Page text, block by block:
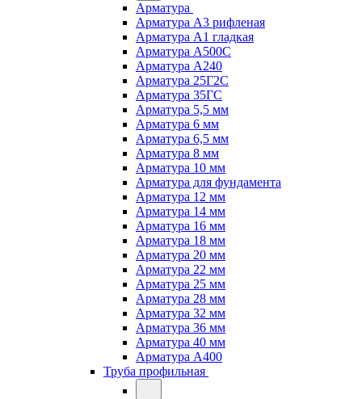
Арматура
Арматура А3 рифленая
Арматура А1 гладкая
Арматура А500С
Арматура А240
Арматура 25Г2С
Арматура 35ГС
Арматура 5,5 мм
Арматура 6 мм
Арматура 6,5 мм
Арматура 8 мм
Арматура 10 мм
Арматура для фундамента
Арматура 12 мм
Арматура 14 мм
Арматура 16 мм
Арматура 18 мм
Арматура 20 мм
Арматура 22 мм
Арматура 25 мм
Арматура 28 мм
Арматура 32 мм
Арматура 36 мм
Арматура 40 мм
Арматура А400
Труба профильная